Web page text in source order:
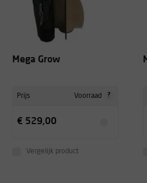
Mega Grow
Prijs Voorraad ?
€ 529,00
Vergelijk product